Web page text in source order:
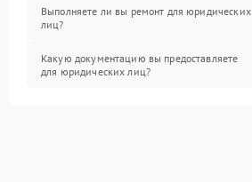
Выполняете ли вы ремонт для юридических
лиц?
Какую документацию вы предоставляете
для юридических лиц?